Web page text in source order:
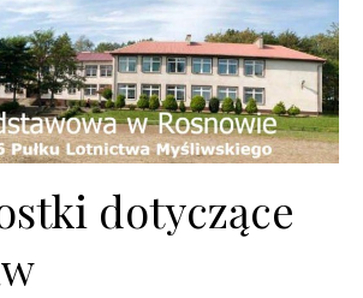
dotyczące